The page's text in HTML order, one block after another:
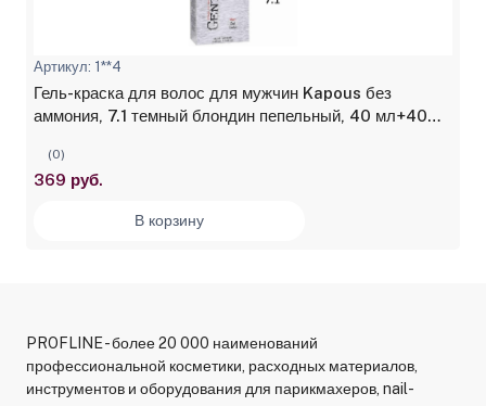
Артикул: 1**4
Гель-краска для волос для мужчин Kapous без
аммония, 7.1 темный блондин пепельный, 40 мл+40
(0)
369 руб.
В корзину
PROFLINE - более 20 000 наименований
профессиональной косметики, расходных материалов,
инструментов и оборудования для парикмахеров, nail-